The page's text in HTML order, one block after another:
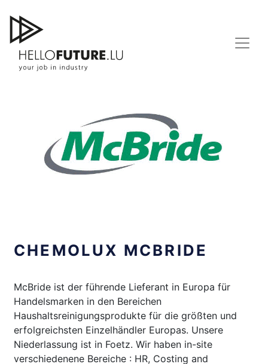
content
CHEMOLUX MCBRIDE
McBride ist der führende Lieferant in Europa für
Handelsmarken in den Bereichen
Haushaltsreinigungsprodukte für die größten und
erfolgreichsten Einzelhändler Europas. Unsere
Niederlassung ist in Foetz. Wir haben in-site
verschiedenene Bereiche : HR, Costing and